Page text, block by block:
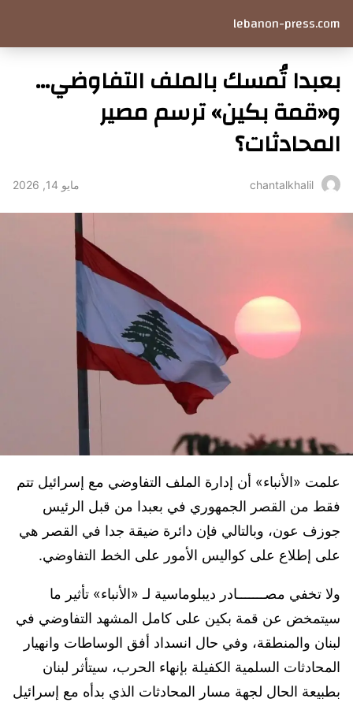
lebanon-press.com
بعبدا تُمسك بالملف التفاوضي…
و«قمة بكين» ترسم مصير
المحادثات؟
chantalkhalil مايو 14, 2026
علمت «الأنباء» أن إدارة الملف التفاوضي مع إسرائيل تتم
فقط من القصر الجمهوري في بعبدا من قبل الرئيس
جوزف عون، وبالتالي فإن دائرة ضيقة جدا في القصر هي
على إطلاع على كواليس الأمور على الخط التفاوضي.
ولا تخفي مصـــــــادر ديبلوماسية لـ «الأنباء» تأثير ما
سيتمخض عن قمة بكين على كامل المشهد التفاوضي في
لبنان والمنطقة، وفي حال انسداد أفق الوساطات وانهيار
المحادثات السلمية الكفيلة بإنهاء الحرب، سيتأثر لبنان
بطبيعة الحال لجهة مسار المحادثات الذي بدأه مع إسرائيل